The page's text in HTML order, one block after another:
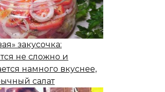
закусочка:
не сложно и
намного вкуснее,
салат